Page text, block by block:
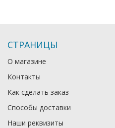
СТРАНИЦЫ
О магазине
Контакты
Как сделать заказ
Способы доставки
Наши реквизиты